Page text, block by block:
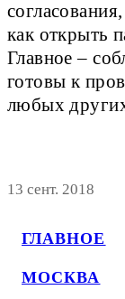
ГЛАВНОЕ
МОСКВА
как открыть
Главное –
готовы к
любых
13 сент. 2018